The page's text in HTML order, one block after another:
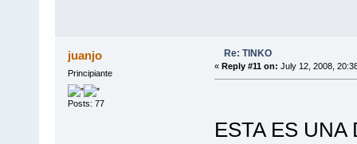
juanjo
Principiante
Posts: 77
Re: TINKO
« Reply #11 on: July 12, 2008,
ESTA ES